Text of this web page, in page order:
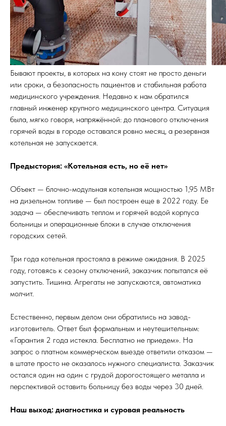
Бывают проекты, в которых на кону стоят не просто деньги
или сроки, а безопасность пациентов и стабильная работа
медицинского учреждения. Недавно к нам обратился
главный инженер крупного медицинского центра. Ситуация
была, мягко говоря, напряжённой: до планового отключения
горячей воды в городе оставался ровно месяц, а резервная
котельная не запускается.
Предыстория: «Котельная есть, но её нет»
Объект — блочно-модульная котельная мощностью 1,95 МВт
на дизельном топливе — был построен еще в 2022 году. Ее
задача — обеспечивать теплом и горячей водой корпуса
больницы и операционные блоки в случае отключения
городских сетей.
Три года котельная простояла в режиме ожидания. В 2025
году, готовясь к сезону отключений, заказчик попытался её
запустить. Тишина. Агрегаты не запускаются, автоматика
молчит.
Естественно, первым делом они обратились на завод-
изготовитель. Ответ был формальным и неутешительным:
«Гарантия 2 года истекла. Бесплатно не приедем». На
запрос о платном коммерческом выезде ответили отказом —
в штате просто не оказалось нужного специалиста. Заказчик
остался один на один с грудой дорогостоящего металла и
перспективой оставить больницу без воды через 30 дней.
Наш выход: диагностика и суровая реальность